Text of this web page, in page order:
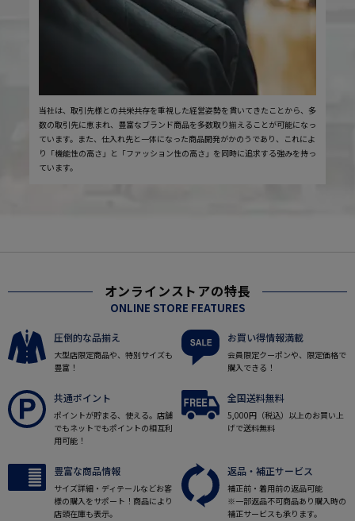
当社は、取引先様との共栄共存を重視した経営姿勢を貫いてきたことから、多
数の取引先に恵まれ、豊富なブランド商品を多数取り揃えることが可能になっ
ています。また、仕入れ先と一体になった商品開発がかのうであり、これによ
り「機能性の高さ」と「ファッション性の高さ」を同時に追求する強みを持っ
ています。
オンラインストアの特長
ONLINE STORE FEATURES
圧倒的な品揃え
大型店限定商品や、特別サイズも
豊富！
お買い得情報満載
会員限定クーポンや、限定価格で
購入できる！
共通ポイント
ポイントが貯まる、使える。店舗
でもネットでもポイントの相互利
用可能！
全国送料無料
5,000円（税込）以上のお買い上
げで送料無料
豊富な商品情報
サイズ詳細・ディテールなどお客
様の購入をサポート！商品により
店頭在庫も表示。
返品・補正サービス
補正前・着用前の返品可能
※一部返品不可商品あり購入時の
補正サービスも承ります。